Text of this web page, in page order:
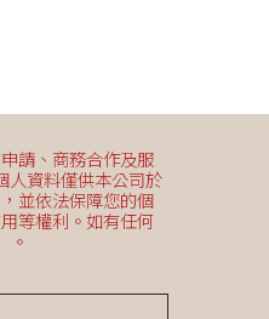
請、商務合作及服
人資料僅供本公司於
並依法保障您的個
等權利。如有任何
。